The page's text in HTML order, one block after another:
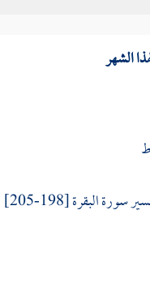
الشهر
البقرة [198-205]